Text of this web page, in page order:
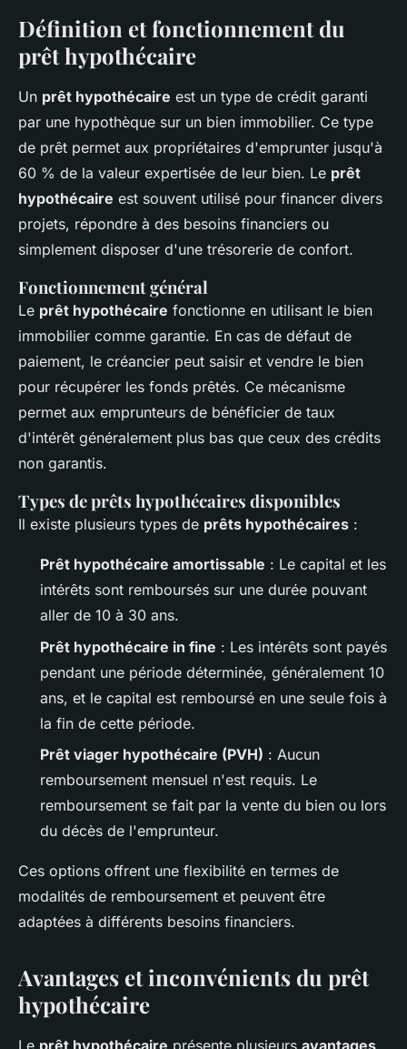
Définition et fonctionnement du
prêt hypothécaire
Un prêt hypothécaire est un type de crédit garanti
par une hypothèque sur un bien immobilier. Ce type
de prêt permet aux propriétaires d'emprunter jusqu'à
60 % de la valeur expertisée de leur bien. Le prêt
hypothécaire est souvent utilisé pour financer divers
projets, répondre à des besoins financiers ou
simplement disposer d'une trésorerie de confort.
Fonctionnement général
Le prêt hypothécaire fonctionne en utilisant le bien
immobilier comme garantie. En cas de défaut de
paiement, le créancier peut saisir et vendre le bien
pour récupérer les fonds prêtés. Ce mécanisme
permet aux emprunteurs de bénéficier de taux
d'intérêt généralement plus bas que ceux des crédits
non garantis.
Types de prêts hypothécaires disponibles
Il existe plusieurs types de prêts hypothécaires :
Prêt hypothécaire amortissable : Le capital et les
intérêts sont remboursés sur une durée pouvant
aller de 10 à 30 ans.
Prêt hypothécaire in fine : Les intérêts sont payés
pendant une période déterminée, généralement 10
ans, et le capital est remboursé en une seule fois à
la fin de cette période.
Prêt viager hypothécaire (PVH) : Aucun
remboursement mensuel n'est requis. Le
remboursement se fait par la vente du bien ou lors
du décès de l'emprunteur.
Ces options offrent une flexibilité en termes de
modalités de remboursement et peuvent être
adaptées à différents besoins financiers.
Avantages et inconvénients du prêt
hypothécaire